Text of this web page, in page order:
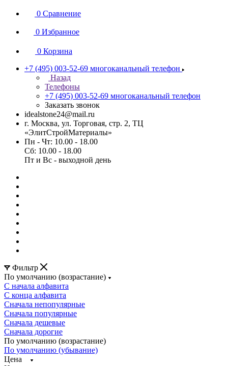
0 Сравнение
0 Избранное
0 Корзина
+7 (495) 003-52-69 многоканальный телефон
Назад
Телефоны
+7 (495) 003-52-69 многоканальный телефон
Заказать звонок
idealstone24@mail.ru
г. Москва, ул. Торговая, стр. 2, ТЦ
«ЭлитСтройМатериалы»
Пн - Чт: 10.00 - 18.00
Сб: 10.00 - 18.00
Пт и Вс - выходной день
Фильтр
По умолчанию (возрастание)
С начала алфавита
С конца алфавита
Сначала непопулярные
Сначала популярные
Сначала дешевые
Сначала дорогие
По умолчанию (возрастание)
По умолчанию (убывание)
Цена